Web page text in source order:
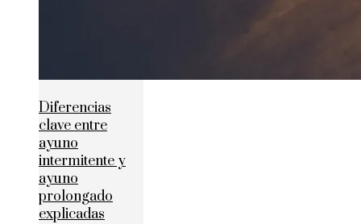
Diferencias
clave entre
ayuno
intermitente y
ayuno
prolongado
explicadas